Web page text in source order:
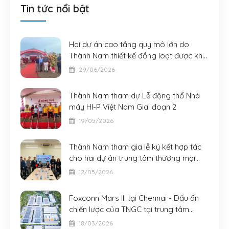
Tin tức nổi bật
Hai dự án cao tầng quy mô lớn do
Thành Nam thiết kế đồng loạt được khởi
công29/06/2026
Thành Nam tham dự Lễ động thổ Nhà
máy HI-P Việt Nam Giai đoạn 2
19/05/2026
Thành Nam tham gia lễ ký kết hợp tác
cho hai dự án trung tâm thương mại
AeonMall quy mô lớn tại Đà Nẵng và
12/05/2026
Foxconn Mars III tại Chennai - Dấu ấn
chiến lược của TNGC tại trung tâm
công nghiệp mới của châu Á
18/03/2026